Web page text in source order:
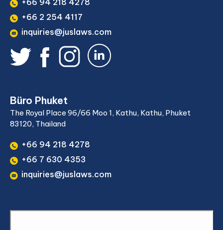
+66 94 218 4278
+66 2 254 4117
inquiries@juslaws.com
Büro Phuket
The Royal Place 96/66 Moo 1, Kathu, Kathu, Phuket
83120, Thailand
+66 94 218 4278
+66 7 630 4353
inquiries@juslaws.com